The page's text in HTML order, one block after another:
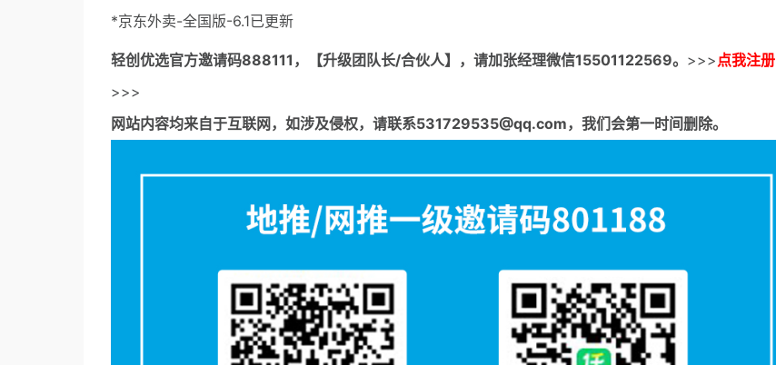
*京东外卖-全国版-6.1已更新
轻创优选官方邀请码888111，【升级团队长/合伙人】，请加张经理微信15501122569。 >>>点我注册
>>>
网站内容均来自于互联网，如涉及侵权，请联系531729535@qq.com，我们会第一时间删除。